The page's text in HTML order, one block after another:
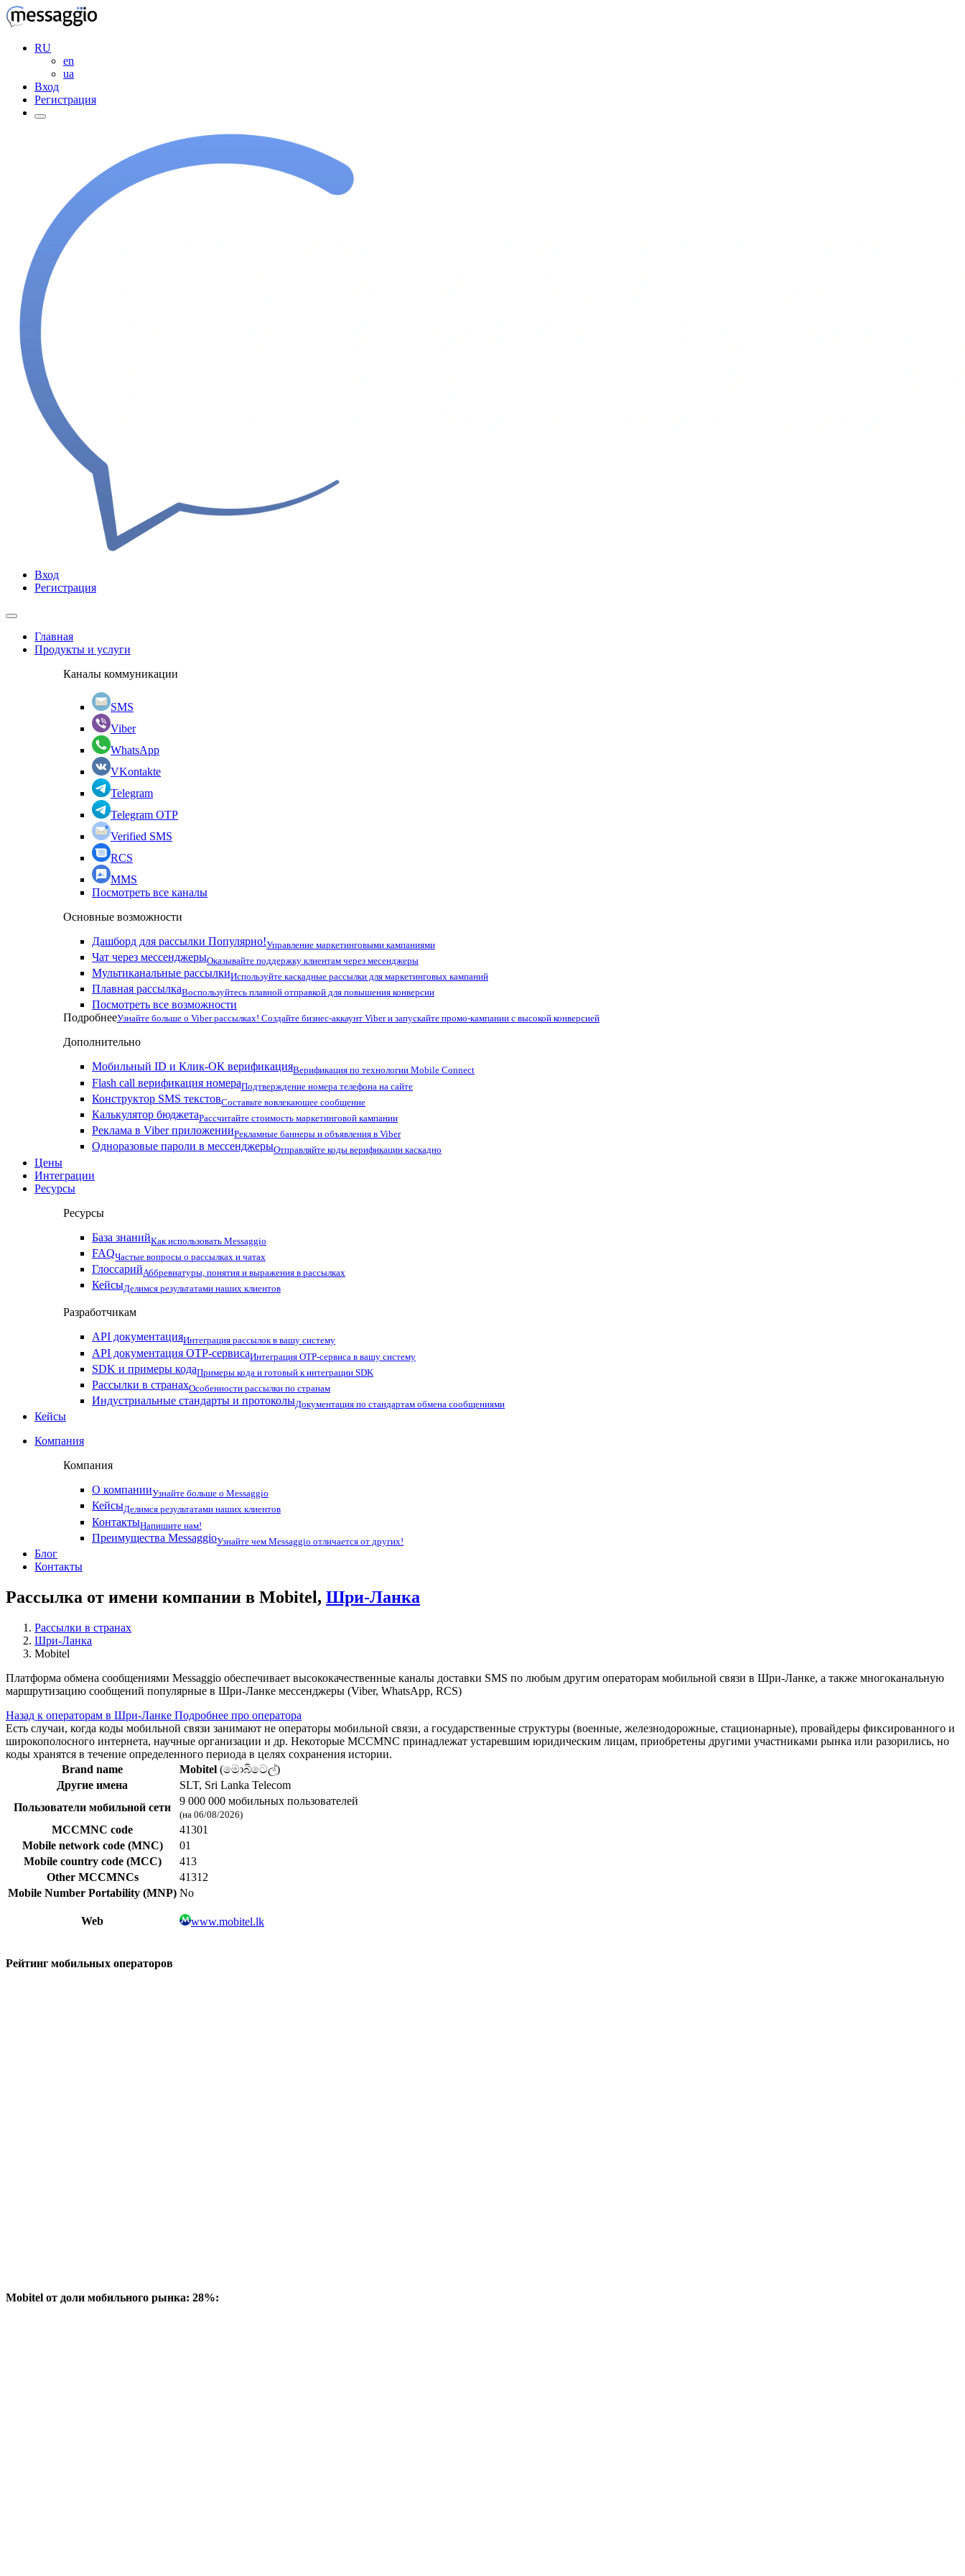
RU
en
ua
Вход
Регистрация
Вход
Регистрация
Главная
Продукты и услуги
Каналы коммуникации
SMS
Viber
WhatsApp
VKontakte
Telegram
Telegram OTP
Verified SMS
RCS
MMS
Посмотреть все каналы
Основные возможности
Дашборд для рассылки Популярно!Управление маркетинговыми кампаниями
Чат через мессенджерыОказывайте поддержку клиентам через месенджеры
Мультиканальные рассылкиИспользуйте каскадные рассылки для маркетинговых кампаний
Плавная рассылкаВоспользуйтесь плавной отправкой для повышения конверсии
Посмотреть все возможности
ПодробнееУзнайте больше о Viber рассылках! Создайте бизнес-аккаунт Viber и запускайте промо-кампании с высокой конверсией
Дополнительно
Мобильный ID и Клик-ОК верификацияВерификация по технологии Mobile Connect
Flash call верификация номераПодтверждение номера телефона на сайте
Конструктор SMS текстовСоставьте вовлекающее сообщение
Калькулятор бюджетаРассчитайте стоимость маркетинговой кампании
Реклама в Viber приложенииРекламные баннеры и объявления в Viber
Одноразовые пароли в мессенджерыОтправляйте коды верификации каскадно
Цены
Интеграции
Ресурсы
Ресурсы
База знанийКак использовать Messaggio
FAQЧастые вопросы о рассылках и чатах
ГлоссарийАббревиатуры, понятия и выражения в рассылках
КейсыДелимся результатами наших клиентов
Разработчикам
API документацияИнтеграция рассылок в вашу систему
API документация OTP-сервисаИнтеграция OTP-сервиса в вашу систему
SDK и примеры кодаПримеры кода и готовый к интеграции SDK
Рассылки в странахОсобенности рассылки по странам
Индустриальные стандарты и протоколыДокументация по стандартам обмена сообщениями
Кейсы
Компания
Компания
О компанииУзнайте больше о Messaggio
КейсыДелимся результатами наших клиентов
КонтактыНапишите нам!
Преимущества MessaggioУзнайте чем Messaggio отличается от других!
Блог
Контакты
Рассылка от имени компании в Mobitel, Шри-Ланка
Рассылки в странах
Шри-Ланка
Mobitel
Платформа обмена сообщениями Messaggio обеспечивает высококачественные каналы доставки SMS по любым другим операторам мобильной связи в Шри-Ланке, а также многоканальную
маршрутизацию сообщений популярные в Шри-Ланке мессенджеры (Viber, WhatsApp, RCS)
Назад к операторам в Шри-Ланке Подробнее про оператора
Есть случаи, когда коды мобильной связи занимают не операторы мобильной связи, а государственные структуры (военные, железнодорожные, стационарные), провайдеры фиксированного и
широкополосного интернета, научные организации и др. Некоторые MCCMNC принадлежат устаревшим юридическим лицам, приобретены другими участниками рынка или разорились, но
коды хранятся в течение определенного периода в целях сохранения истории.
Brand name
Mobitel (මොබිටෙල්)
Другие имена
SLT, Sri Lanka Telecom
Пользователи мобильной сети
9 000 000 мобильных пользователей
(на 06/08/2026)
MCCMNC code
41301
Mobile network code (MNC)
01
Mobile country code (MCC)
413
Other MCCMNCs
41312
Mobile Number Portability (MNP) No
Web www.mobitel.lk
Рейтинг мобильных операторов
Mobitel от доли мобильного рынка: 28%: